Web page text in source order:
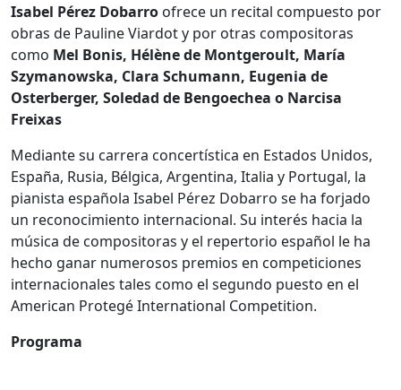
Isabel Pérez Dobarro ofrece un recital compuesto por
obras de Pauline Viardot y por otras compositoras
como Mel Bonis, Hélène de Montgeroult, María
Szymanowska, Clara Schumann, Eugenia de
Osterberger, Soledad de Bengoechea o Narcisa
Freixas
Mediante su carrera concertística en Estados Unidos,
España, Rusia, Bélgica, Argentina, Italia y Portugal, la
pianista española Isabel Pérez Dobarro se ha forjado
un reconocimiento internacional. Su interés hacia la
música de compositoras y el repertorio español le ha
hecho ganar numerosos premios en competiciones
internacionales tales como el segundo puesto en el
American Protegé International Competition.
Programa